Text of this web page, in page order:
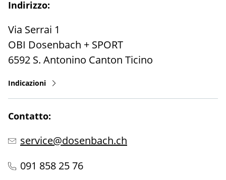
Indirizzo:
Via Serrai 1
OBI Dosenbach + SPORT
6592 S. Antonino Canton Ticino
Indicazioni
Contatto:
service@dosenbach.ch
091 858 25 76